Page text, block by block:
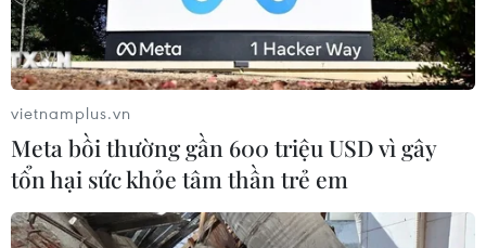
vietnamplus.vn
Meta bồi thường gần 600 triệu USD vì gây
tổn hại sức khỏe tâm thần trẻ em